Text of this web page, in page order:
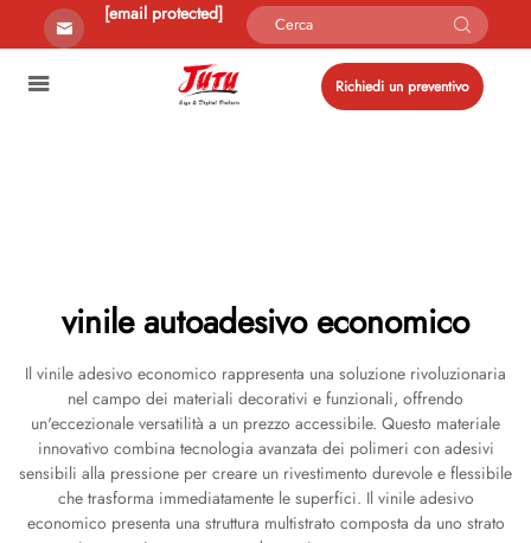
[email protected]
Richiedi un preventivo
vinile autoadesivo economico
Il vinile adesivo economico rappresenta una soluzione rivoluzionaria
nel campo dei materiali decorativi e funzionali, offrendo
un'eccezionale versatilità a un prezzo accessibile. Questo materiale
innovativo combina tecnologia avanzata dei polimeri con adesivi
sensibili alla pressione per creare un rivestimento durevole e flessibile
che trasforma immediatamente le superfici. Il vinile adesivo
economico presenta una struttura multistrato composta da uno strato